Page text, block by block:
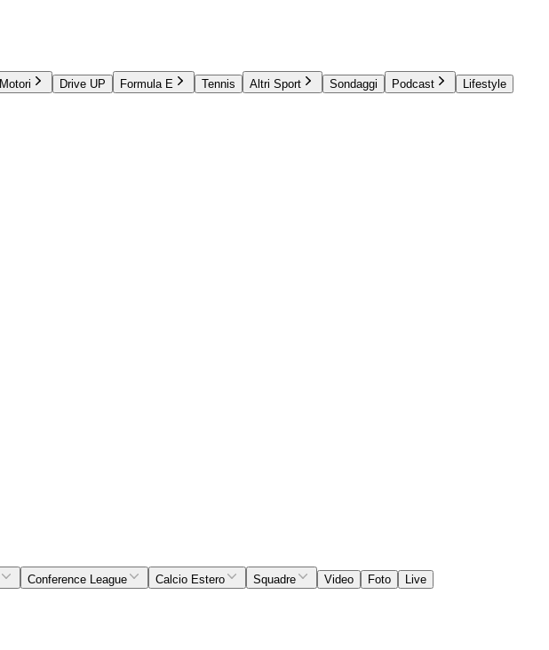
Motori Drive UP Formula E Tennis Altri Sport Sondaggi Podcast
Lifestyle
Conference League Calcio Estero Squadre Video Foto
Live